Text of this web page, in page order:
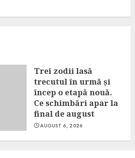
Trei zodii lasă
trecutul în urmă și
încep o etapă nouă.
Ce schimbări apar la
final de august
AUGUST 6, 2026